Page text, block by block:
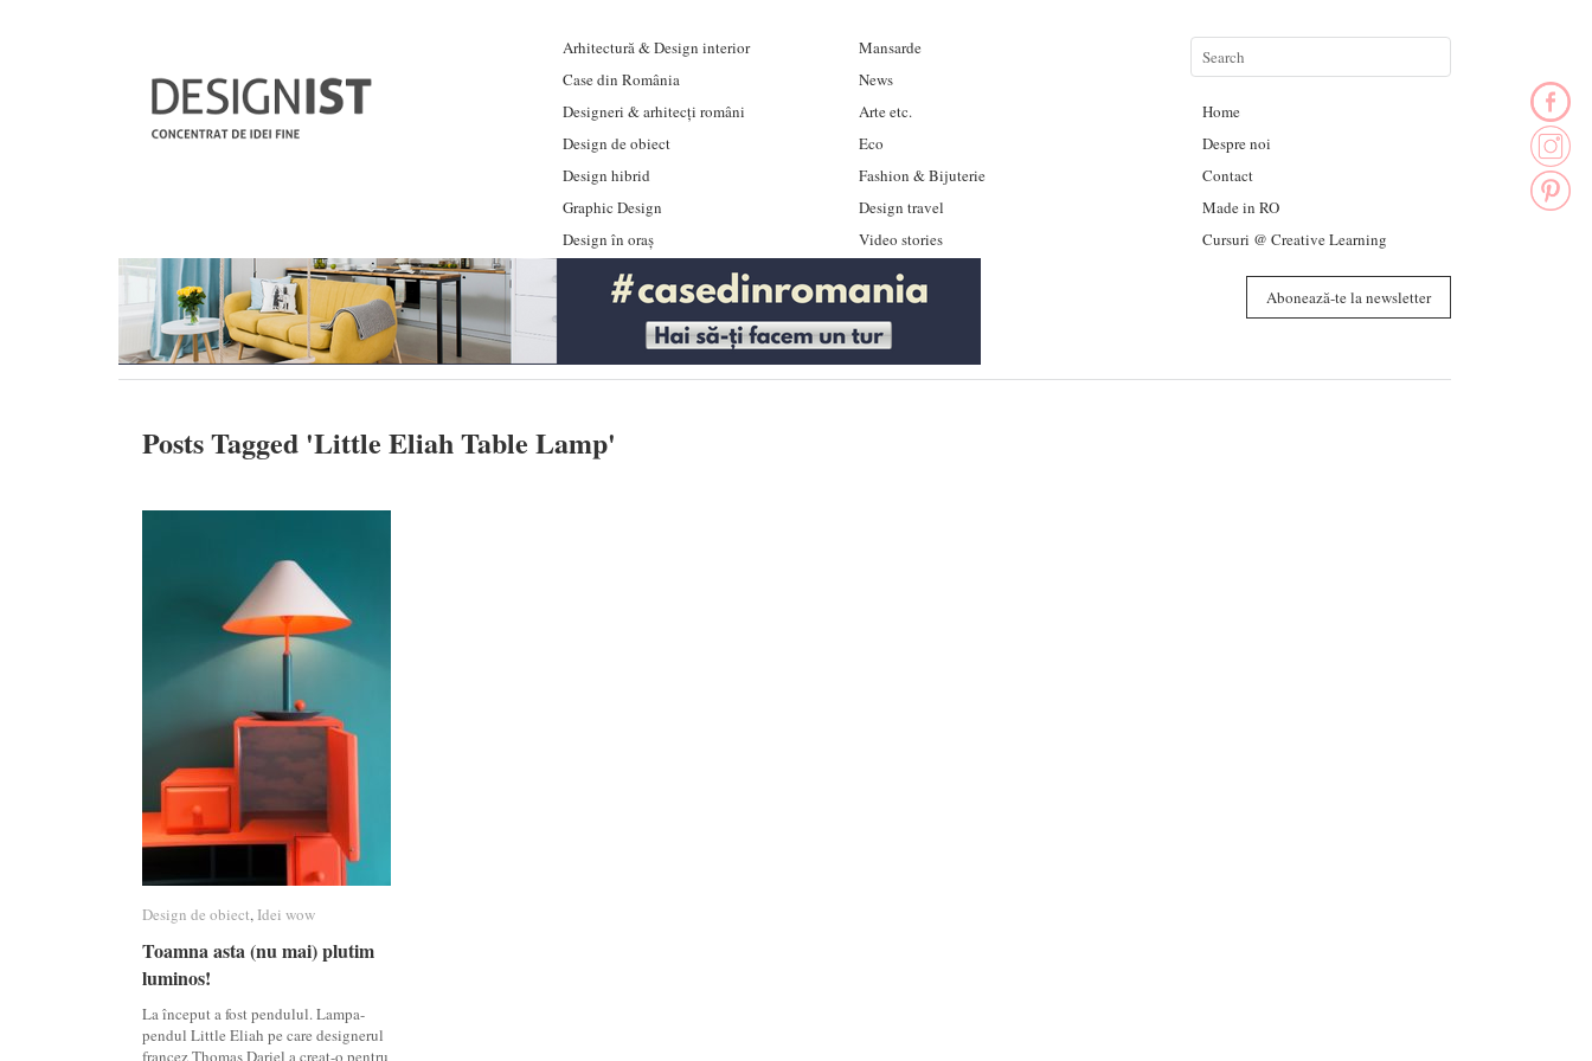
Arhitectură & Design interior
Case din România
Designeri & arhitecți români
Design de obiect
Design hibrid
Graphic Design
Design în oraș
Mansarde
News
Arte etc.
Eco
Fashion & Bijuterie
Design travel
Video stories
Home
Despre noi
Contact
Made in RO
Cursuri @ Creative Learning
Abonează-te la newsletter
Posts Tagged 'Little Eliah Table Lamp'
Design de obiect, Idei wow
Toamna asta (nu mai) plutim
luminos!
La început a fost pendulul. Lampa-
pendul Little Eliah pe care designerul
francez Thomas Dariel a creat-o pentru
Design de obiect Idei wow
Toamna asta (nu mai) plutim
luminos!